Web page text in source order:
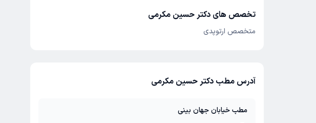
تخصص های دکتر حسین مکرمی
متخصص ارتوپدی
آدرس مطب دکتر حسین مکرمی
مطب خیابان جهان بینی